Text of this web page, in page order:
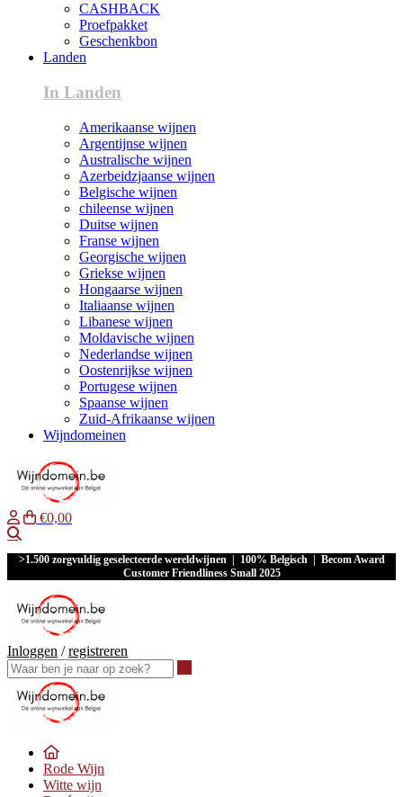
CASHBACK
Proefpakket
Geschenkbon
Landen
In Landen
Amerikaanse wijnen
Argentijnse wijnen
Australische wijnen
Azerbeidzjaanse wijnen
Belgische wijnen
chileense wijnen
Duitse wijnen
Franse wijnen
Georgische wijnen
Griekse wijnen
Hongaarse wijnen
Italiaanse wijnen
Libanese wijnen
Moldavische wijnen
Nederlandse wijnen
Oostenrijkse wijnen
Portugese wijnen
Spaanse wijnen
Zuid-Afrikaanse wijnen
Wijndomeinen
€0,00
>1.500 zorgvuldig geselecteerde wereldwijnen | 100% Belgisch | Becom Award
Customer Friendliness Small 2025
Inloggen /registreren
Rode Wijn
Witte wijn